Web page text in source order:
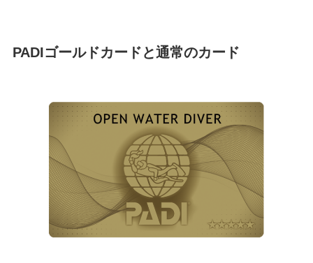
PADIゴールドカードと通常のカード